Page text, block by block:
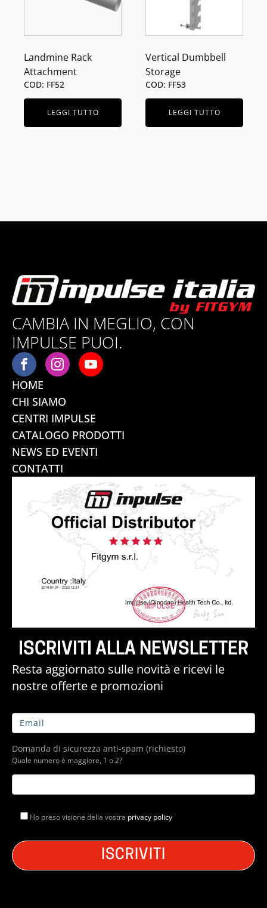
Landmine Rack
Attachment
COD: FF52
LEGGI TUTTO
Vertical Dumbbell
Storage
COD: FF53
LEGGI TUTTO
CAMBIA IN MEGLIO, CON
IMPULSE PUOI.
HOME
CHI SIAMO
CENTRI IMPULSE
CATALOGO PRODOTTI
NEWS ED EVENTI
CONTATTI
ISCRIVITI ALLA NEWSLETTER
Resta aggiornato sulle novità e ricevi le
nostre offerte e promozioni
Domanda di sicurezza anti-spam (richiesto)
Quale numero è maggiore, 1 o 2?
Ho preso visione della vostra privacy policy